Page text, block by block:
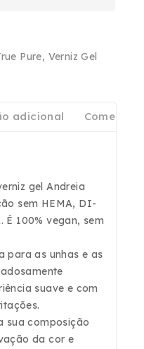
Pure, Verniz Gel
adicional
gel Andreia
sem HEMA, DI-
É 100% vegan, sem
para as unhas e as
suave e com
sua composição
da cor e